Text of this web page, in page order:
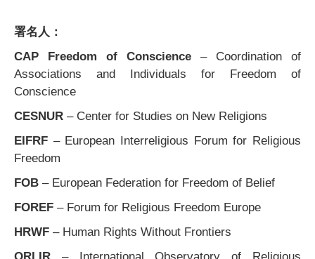
署名人：
CAP Freedom of Conscience – Coordination of
Associations and Individuals for Freedom of
Conscience
CESNUR – Center for Studies on New Religions
EIFRF – European Interreligious Forum for Religious
Freedom
FOB – European Federation for Freedom of Belief
FOREF – Forum for Religious Freedom Europe
HRWF – Human Rights Without Frontiers